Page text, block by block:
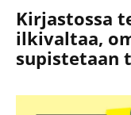
Kirjastossa
ilkivaltaa,
supistetaan